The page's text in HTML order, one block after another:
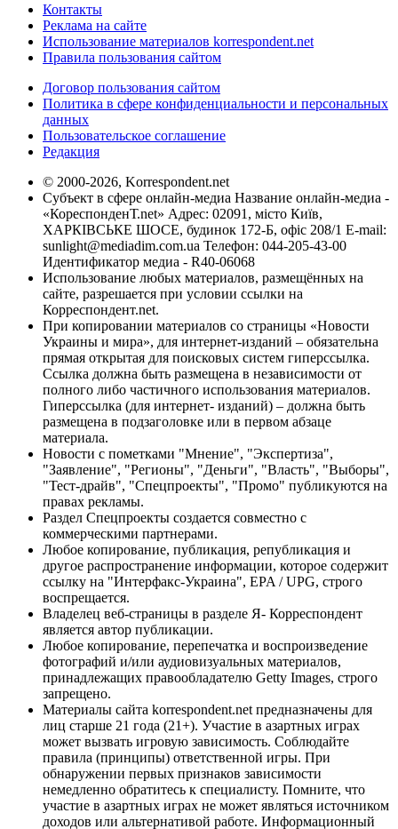
Контакты
Реклама на сайте
Использование материалов korrespondent.net
Правила пользования сайтом
Договор пользования сайтом
Политика в сфере конфиденциальности и персональных
данных
Пользовательское соглашение
Редакция
© 2000-2026, Korrespondent.net
Субъект в сфере онлайн-медиа Название онлайн-медиа -
«КореспонденТ.net» Адрес: 02091, місто Київ,
ХАРКІВСЬКЕ ШОСЕ, будинок 172-Б, офіс 208/1 E-mail:
sunlight@mediadim.com.ua Телефон: 044-205-43-00
Идентификатор медиа - R40-06068
Использование любых материалов, размещённых на
сайте, разрешается при условии ссылки на
Корреспондент.net.
При копировании материалов со страницы «Новости
Украины и мира», для интернет-изданий – обязательна
прямая открытая для поисковых систем гиперссылка.
Ссылка должна быть размещена в независимости от
полного либо частичного использования материалов.
Гиперссылка (для интернет- изданий) – должна быть
размещена в подзаголовке или в первом абзаце
материала.
Новости с пометками "Мнение", "Экспертиза",
"Заявление", "Регионы", "Деньги", "Власть", "Выборы",
"Тест-драйв", "Спецпроекты", "Промо" публикуются на
правах рекламы.
Раздел Спецпроекты создается совместно с
коммерческими партнерами.
Любое копирование, публикация, републикация и
другое распространение информации, которое содержит
ссылку на "Интерфакс-Украина", EPA / UPG, строго
воспрещается.
Владелец веб-страницы в разделе Я- Корреспондент
является автор публикации.
Любое копирование, перепечатка и воспроизведение
фотографий и/или аудиовизуальных материалов,
принадлежащих правообладателю Getty Images, строго
запрещено.
Материалы сайта korrespondent.net предназначены для
лиц старше 21 года (21+). Участие в азартных играх
может вызвать игровую зависимость. Соблюдайте
правила (принципы) ответственной игры. При
обнаружении первых признаков зависимости
немедленно обратитесь к специалисту. Помните, что
участие в азартных играх не может являться источником
доходов или альтернативой работе. Информационный